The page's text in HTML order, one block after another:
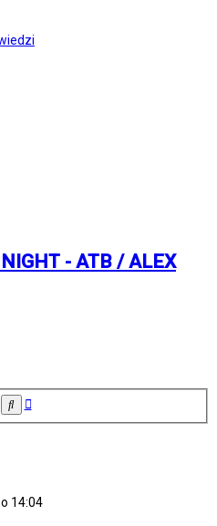
- ATB / ALEX
SzukajWyszukiwanie
14:04